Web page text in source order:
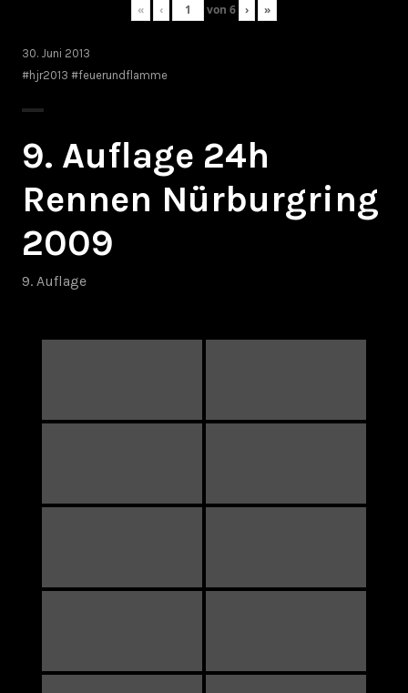
« ‹ von 6 › »
30. Juni 2013
#hjr2013 #feuerundflamme
9. Auflage 24h
Rennen Nürburgring
2009
9. Auflage